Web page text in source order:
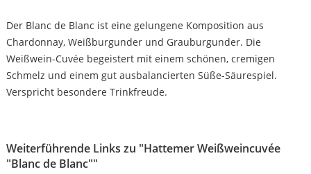
Der Blanc de Blanc ist eine gelungene Komposition aus
Chardonnay, Weißburgunder und Grauburgunder. Die
Weißwein-Cuvée begeistert mit einem schönen, cremigen
Schmelz und einem gut ausbalancierten Süße-Säurespiel.
Verspricht besondere Trinkfreude.
Weiterführende Links zu "Hattemer Weißweincuvée
"Blanc de Blanc""